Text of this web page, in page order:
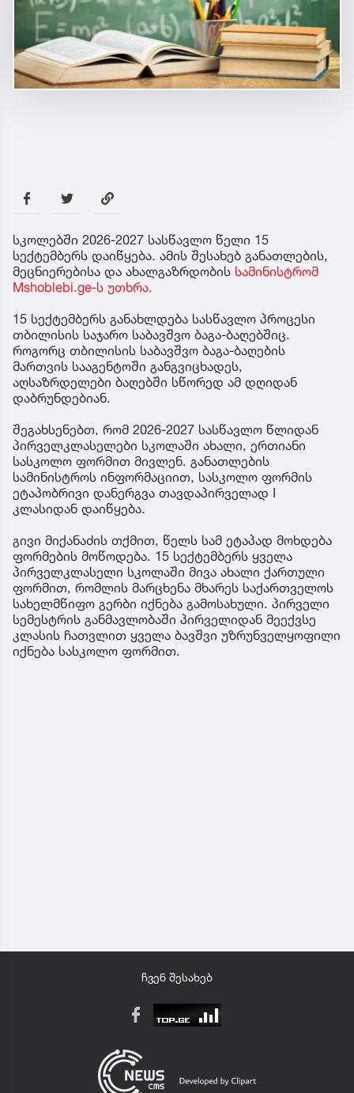
სკოლებში 2026-2027 სასწავლო წელი 15
სექტემბერს დაიწყება. ამის შესახებ განათლების,
მეცნიერებისა და ახალგაზრდობის სამინისტრომ
Mshoblebi.ge-ს უთხრა.
15 სექტემბერს განახლდება სასწავლო პროცესი
თბილისის საჯარო საბავშვო ბაგა-ბაღებშიც.
როგორც თბილისის საბავშვო ბაგა-ბაღების
მართვის სააგენტოში განგვიცხადეს,
აღსაზრდელები ბაღებში სწორედ ამ დღიდან
დაბრუნდებიან.
შეგახსენებთ, რომ 2026-2027 სასწავლო წლიდან
პირველკლასელები სკოლაში ახალი, ერთიანი
სასკოლო ფორმით მივლენ. განათლების
სამინისტროს ინფორმაციით, სასკოლო ფორმის
ეტაპობრივი დანერგვა თავდაპირველად I
კლასიდან დაიწყება.
გივი მიქანაძის თქმით, წელს სამ ეტაპად მოხდება
ფორმების მოწოდება. 15 სექტემბერს ყველა
პირველკლასელი სკოლაში მივა ახალი ქართული
ფორმით, რომლის მარცხენა მხარეს საქართველოს
სახელმწიფო გერბი იქნება გამოსახული. პირველი
სემესტრის განმავლობაში პირველიდან მეექვსე
კლასის ჩათვლით ყველა ბავშვი უზრუნველყოფილი
იქნება სასკოლო ფორმით.
ჩვენ შესახებ